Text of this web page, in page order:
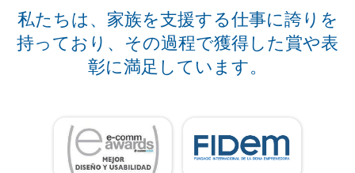
私たちは、家族を支援する仕事に誇りを
持っており、その過程で獲得した賞や表
彰に満足しています。